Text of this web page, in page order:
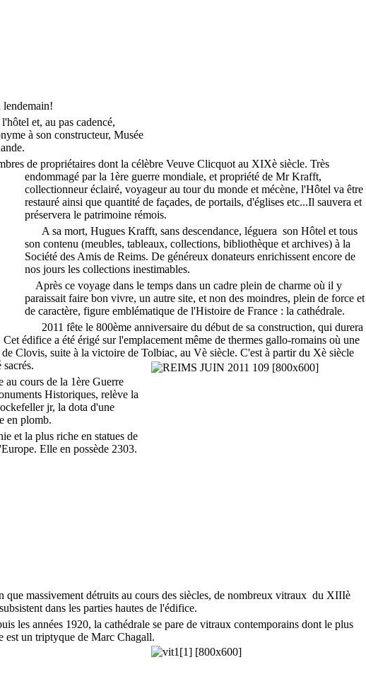
lendemain!
et, au pas cadencé,
à son constructeur, Musée
de propriétaires dont la célèbre Veuve Clicquot au XIXè siècle.Très
endommagé par la 1ère guerre mondiale, et propriété de Mr Krafft,
collectionneur éclairé, voyageur au tour du monde et mécène, l'Hôtel va être
restauré ainsi que quantité de façades, de portails, d'églises etc...Il sauvera et
préservera le patrimoine rémois.
A sa mort, Hugues Krafft, sans descendance, léguera son Hôtel et tous
son contenu (meubles, tableaux, collections, bibliothèque et archives) à la
Société des Amis de Reims. De généreux donateurs enrichissent encore de
nos jours les collections inestimables.
Après ce voyage dans le temps dans un cadre plein de charme où il y
paraissait faire bon vivre, un autre site, et non des moindres, plein de force et
de caractère, figure emblématique de l'Histoire de France : la cathédrale.
2011 fête le 800ème anniversaire du début de sa construction, qui durera
édifice a été érigé sur l'emplacement même de thermes gallo-romains où une
Clovis, suite à la victoire de Tolbiac, au Vè siècle. C'est à partir du Xè siècle
cours de la 1ère Guerre
Historiques, relève la
jr, la dota d'une
en plomb.
et la plus riche en statues de
Elle en possède 2303.
massivement détruits au cours des siècles, de nombreux vitraux du XIIIè
dans les parties hautes de l'édifice.
les années 1920, la cathédrale se pare de vitraux contemporains dont le plus
est un triptyque de Marc Chagall.